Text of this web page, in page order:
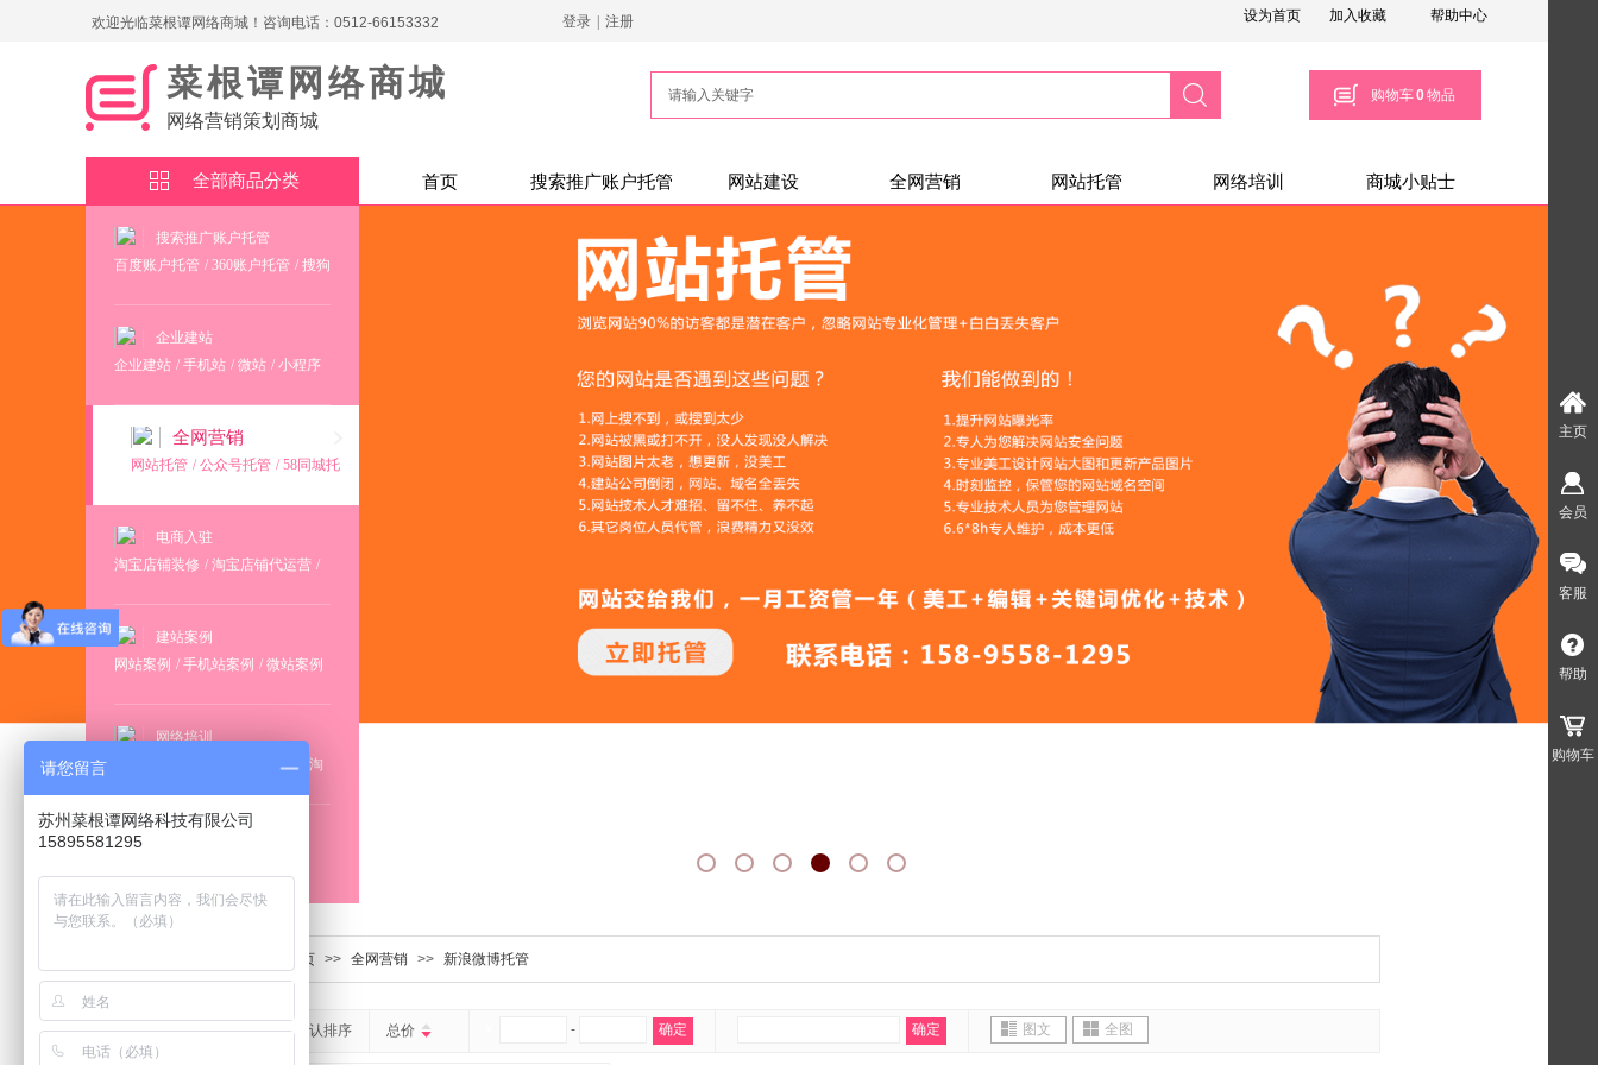
登录 注册
欢迎光临菜根谭网络商城！咨询电话：0512-66153332 设为首页 加入收藏 帮助中心
网络营销策划商城
购物车0物品
搜索
菜根谭网络商城
全部商品分类 首页 搜索推广账户托管 网站建设 全网营销 网站托管 网络培训 商城小贴士
搜索推广账户托管
百度账户托管 / 360账户托管 / 搜狗
企业建站
企业建站 / 手机站 / 微站 / 小程序
案 / 企业邮箱注册
全网营销
网站托管 / 公众号托管 / 58同城托
/ 高德地图注册 / 腾讯地图注册 /
百度百科申请
电商入驻
淘宝店铺装修 / 淘宝店铺代运营 /
代运营
建站案例
网站案例 / 手机站案例 / 微站案例
网络培训
全网营销培训
淘
首页 >> 全网营销 >> 新浪微博托管
默认排序 总价 - 确定 确定 图文 全图
主页
会员
客服
帮助
购物车
请您留言
苏州菜根谭网络科技有限公司
15895581295